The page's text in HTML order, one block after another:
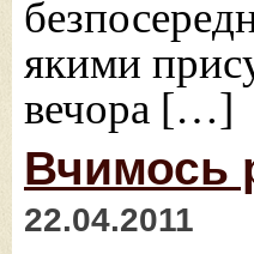
якими
вечора […]
Вчимось
22.04.2011